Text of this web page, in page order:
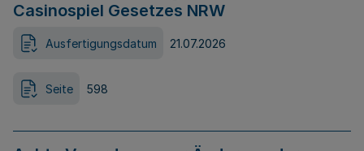
Casinospiel Gesetzes NRW
Ausfertigungsdatum 21.07.2026
Seite 598